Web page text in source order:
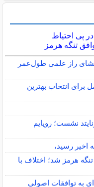
پی احتیاط
تنگه هرمز
۱۲۵ ساله شد؛ افشای راز علمی طول‌عمر
برای انتخاب بهترین
نشست؛ رویایم
هرمز شد؛ اختلاف با
به توافقات اصولی